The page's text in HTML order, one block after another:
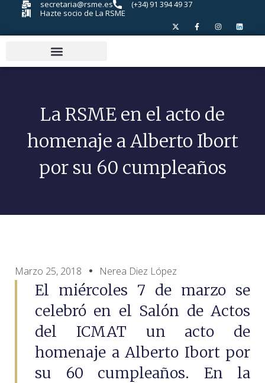
secretaria@rsme.es
(+34) 91 394 49 37
Hazte socio de La RSME
La RSME en el acto de
homenaje a Alberto Ibort
por su 60 cumpleaños
Marzo 25, 2018 Nerea Diez López
El miércoles 7 de marzo se
celebró en el Salón de Actos
del ICMAT un acto de
homenaje a Alberto Ibort por
su 60 cumpleaños. En la